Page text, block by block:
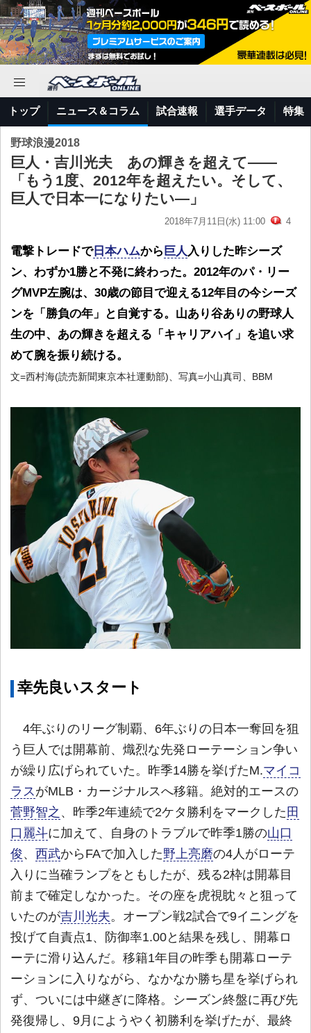
トップ ニュース＆コラム 試合速報 選手データ 特集
野球浪漫2018
巨人・吉川光夫 あの輝きを超えて――
「もう1度、2012年を超えたい。そして、
巨人で日本一になりたい―」
2018年7月11日(水) 11:00 4
電撃トレードで日本ハムから 巨人 入りした昨シーズ
ン、わずか1勝と不発に終わった。2012年のパ・リー
グMVP左腕は、30歳の節目で迎える12年目の今シーズ
ンを「勝負の年」と自覚する。山あり谷ありの野球人
生の中、あの輝きを超える「キャリアハイ」を追い求
めて腕を振り続ける。
文=西村海(読売新聞東京本社運動部)、写真=小山真司、BBM
幸先良いスタート
4年ぶりのリーグ制覇、6年ぶりの日本一奪回を狙
う巨人では開幕前、熾烈な先発ローテーション争い
が繰り広げられていた。昨季14勝を挙げたM.マイコ
ラス がMLB・カージナルスへ移籍。絶対的エースの
菅野智之 、昨季2年連続で2ケタ勝利をマークした 田
口麗斗に加えて、自身のトラブルで昨季1勝の山口
俊、 西武からFAで加入した野上亮磨の4人がローテ
入りに当確ランプをともしたが、残る2枠は開幕目
前まで確定しなかった。その座を虎視眈々と狙って
いたのが吉川光夫。オープン戦2試合で9イニングを
投げて自責点1、防御率1.00と結果を残し、開幕ロ
ーテに滑り込んだ。移籍1年目の昨季も開幕ローテ
ーションに入りながら、なかなか勝ち星を挙げられ
ず、ついには中継ぎに降格。シーズン終盤に再び先
発復帰し、9月にようやく初勝利を挙げたが、最終